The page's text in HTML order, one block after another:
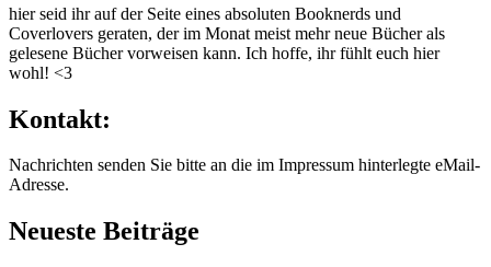
hier seid ihr auf der Seite eines absoluten Booknerds und
Coverlovers geraten, der im Monat meist mehr neue Bücher als
gelesene Bücher vorweisen kann. Ich hoffe, ihr fühlt euch hier
wohl! <3
Kontakt:
Nachrichten senden Sie bitte an die im Impressum hinterlegte eMail-
Adresse.
Neueste Beiträge